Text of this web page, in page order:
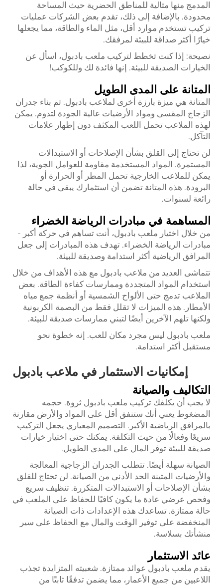
المدمج منها مثالية للمناطق الحضرية حيث المساحة
محدودة. بالإضافة إلى ذلك، تقدم بعض الشركات عمليات
تركيب تستخدم موارد أقل، مثل الماء والطاقة، مما يجعلها
خيارًا أكثر صداقة للبيئة لمرفقك.
نصيحة: إذا كنت تخطط لتركيب ملعب بادبول، اسأل عن
الخيارات الصديقة للبيئة. إنها فائدة لك وللكوكب!
المتانة على المدى الطويل
المتانة هي ميزة بارزة أخرى لملاعب بادبول. تم بناء جدران
الزجاج المقسى ومواد الأرضيات عالية الجودة لتدوم. يمكن
لهذه الملاعب تحمل اللعب المكثف دون إظهار علامات
التآكل.
لن تحتاج إلى القلق بشأن الإصلاحات أو الاستبدالات
المستمرة. المواد المستخدمة مقاومة للعوامل الجوية، لذا
يمكن للملاعب الخارجية تحمل المطر أو الحرارة أو
البرودة. هذه المتانة تضمن أن استثمارك يبقى في حالة
رائعة لسنوات.
المساهمة في مبادرات الرياضة الخضراء
من خلال اختيار ملعب بادبول، أنت تساهم في حركة أكبر -
مبادرات الرياضة الخضراء. تهدف هذه المبادرات إلى جعل
المرافق الرياضية أكثر استدامة وصديقة للبيئة.
تتماشى العديد من ملاعب بادبول مع هذه الأهداف من خلال
استخدام المواد المتجددة وممارسات كفاءة الطاقة. بعض
الملاعب تدمج حتى الألواح الشمسية أو أنظمة جمع مياه
الأمطار. هذه الميزات لا تقلل فقط من البصمة الكربونية
ولكنها تلهم الآخرين أيضًا لتبني ممارسات صديقة للبيئة.
ملعب بادبول ليس مجرد مكان للعب. إنه خطوة نحو
مستقبل أكثر استدامة.
إمكانيات الاستثمار في ملاعب بادبول
التكاليف والصيانة
لا يجب أن يكلفك تركيب ملعب بادبول ثروة. حجمه
المضغوط يعني أنك ستنفق أقل على المواد والأرض مقارنة
بالمرافق الرياضية الأكبر. التصميم المعياري يجعل التركيب
سريعًا وفعالًا من حيث التكلفة. يمكنك حتى اختيار خيارات
صديقة للبيئة توفر المال على المدى الطويل.
الصيانة سهلة أيضًا. تتطلب الجدران الزجاجية المعالجة
والأرضيات المتينة الحد الأدنى من الصيانة. لن تحتاج للقلق
بشأن الإصلاحات أو الاستبدالات المتكررة. تنظيف سريع
وفحص عرضي عادة ما يكون كافيًا للحفاظ على الملعب في
حالة ممتازة. تساعدك هذه الإعدادات ذات الصيانة
المنخفضة على توفير الوقت والمال مع الحفاظ على سير
منشأتك بسلاسة.
عائد الاستثمار
يقدم ملعب بادبول عوائد ممتازة. شعبيته المتزايدة تجذب
اللاعبين من جميع الأعمار، مما يضمن تدفقًا ثابتًا من